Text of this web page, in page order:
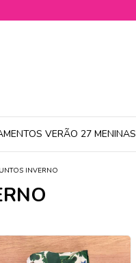
VERÃO 27 MENINAS
INVERNO